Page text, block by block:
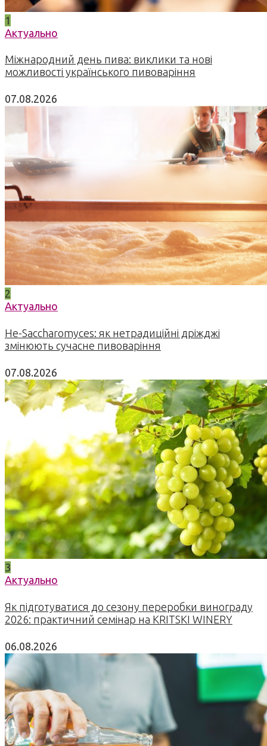
1
Актуально
Міжнародний день пива: виклики та нові
можливості українського пивоваріння
07.08.2026
2
Актуально
Не-Saccharomyces: як нетрадиційні дріжджі
змінюють сучасне пивоваріння
07.08.2026
3
Актуально
Як підготуватися до сезону переробки винограду
2026: практичний семінар на KRITSKI WINERY
06.08.2026